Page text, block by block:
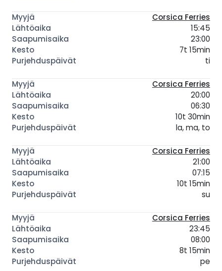
Corsica Ferries
15:45
23:00
7t 15min
ti
Corsica Ferries
20:00
06:30
10t 30min
la, ma, to
Corsica Ferries
21:00
07:15
10t 15min
su
Corsica Ferries
23:45
08:00
8t 15min
pe